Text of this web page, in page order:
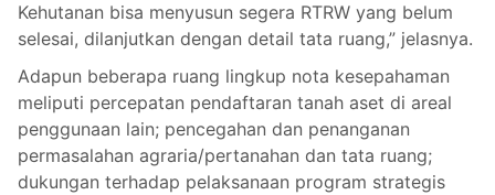
Kehutanan bisa menyusun segera RTRW yang belum
selesai, dilanjutkan dengan detail tata ruang,” jelasnya.
Adapun beberapa ruang lingkup nota kesepahaman
meliputi percepatan pendaftaran tanah aset di areal
penggunaan lain; pencegahan dan penanganan
permasalahan agraria/pertanahan dan tata ruang;
dukungan terhadap pelaksanaan program strategis